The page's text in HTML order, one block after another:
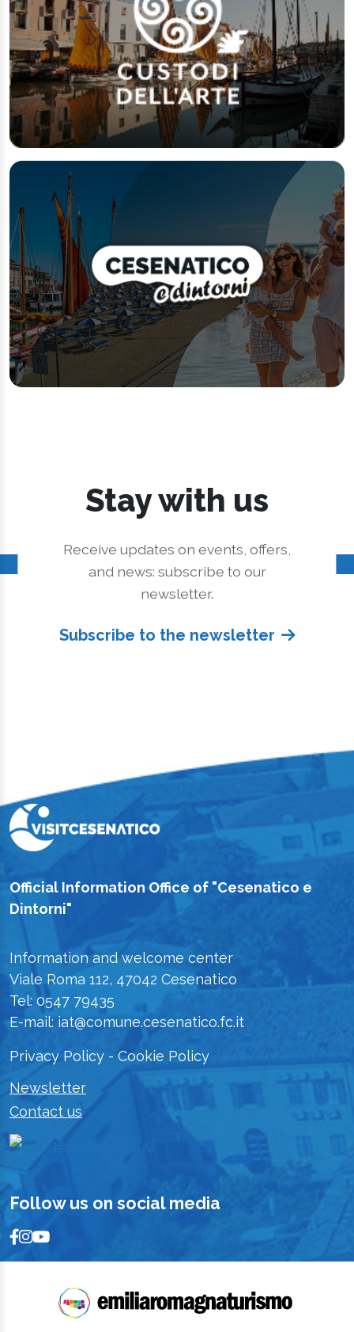
Stay with us
Receive updates on events, offers,
and news: subscribe to our
newsletter.
Subscribe to the newsletter
Official Information Office of "Cesenatico e
Dintorni"
Information and welcome center
Viale Roma 112, 47042 Cesenatico
Tel: 0547 79435
E-mail: iat@comune.cesenatico.fc.it
Privacy Policy - Cookie Policy
Newsletter
Contact us
Follow us on social media